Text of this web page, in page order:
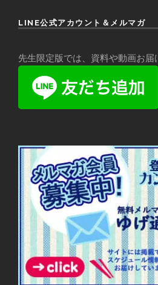
LINE公式アカウント＆メルマガ
先生限定版では、資料や動画お届